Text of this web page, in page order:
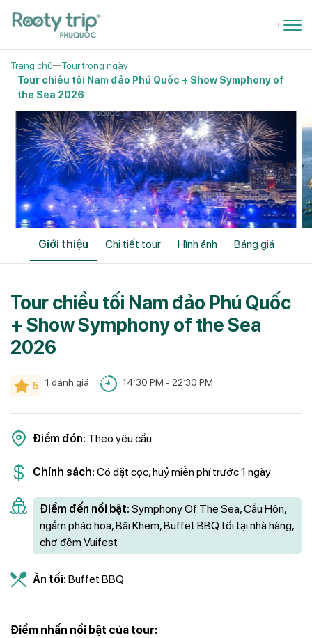
Trang chủ
Tour trong ngày
Tour chiều tối Nam đảo Phú Quốc + Show Symphony of
the Sea 2026
Giới thiệu Chi tiết tour Hình ảnh Bảng giá
Tour chiều tối Nam đảo Phú Quốc
+ Show Symphony of the Sea
2026
5 1 đánh giá 14:30 PM - 22:30 PM
Điểm đón: Theo yêu cầu
Chính sách: Có đặt cọc, huỷ miễn phí trước 1 ngày
Điểm đến nổi bật: Symphony Of The Sea, Cầu Hôn,
ngắm pháo hoa, Bãi Khem, Buffet BBQ tối tại nhà hàng,
chợ đêm Vuifest
Ăn tối: Buffet BBQ
Điểm nhấn nổi bật của tour: